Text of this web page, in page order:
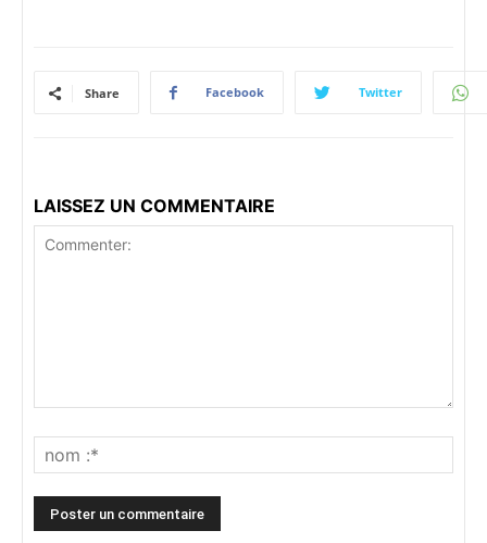
Share Facebook Twitter
LAISSEZ UN COMMENTAIRE